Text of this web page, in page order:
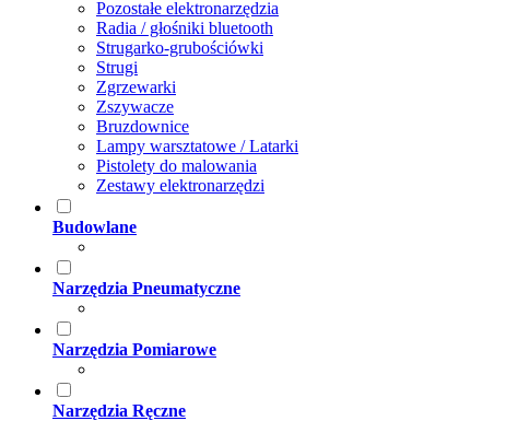
Pozostałe elektronarzędzia
Radia / głośniki bluetooth
Strugarko-grubościówki
Strugi
Zgrzewarki
Zszywacze
Bruzdownice
Lampy warsztatowe / Latarki
Pistolety do malowania
Zestawy elektronarzędzi
Budowlane
Narzędzia Pneumatyczne
Narzędzia Pomiarowe
Narzędzia Ręczne